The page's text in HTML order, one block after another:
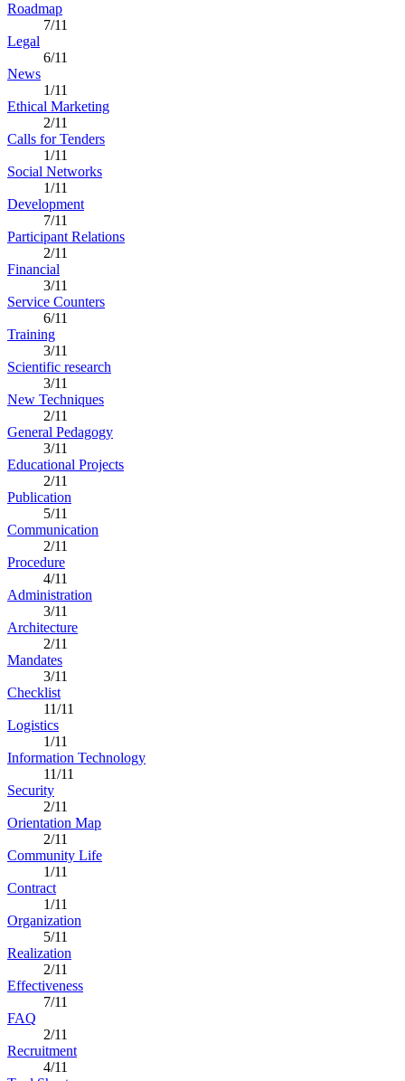
Roadmap
7/11
Legal
6/11
News
1/11
Ethical Marketing
2/11
Calls for Tenders
1/11
Social Networks
1/11
Development
7/11
Participant Relations
2/11
Financial
3/11
Service Counters
6/11
Training
3/11
Scientific research
3/11
New Techniques
2/11
General Pedagogy
3/11
Educational Projects
2/11
Publication
5/11
Communication
2/11
Procedure
4/11
Administration
3/11
Architecture
2/11
Mandates
3/11
Checklist
11/11
Logistics
1/11
Information Technology
11/11
Security
2/11
Orientation Map
2/11
Community Life
1/11
Contract
1/11
Organization
5/11
Realization
2/11
Effectiveness
7/11
FAQ
2/11
Recruitment
4/11